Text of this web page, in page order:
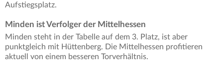
Aufstiegsplatz.
Minden ist Verfolger der Mittelhessen
Minden steht in der Tabelle auf dem 3. Platz, ist aber
punktgleich mit Hüttenberg. Die Mittelhessen profitieren
aktuell von einem besseren Torverhältnis.